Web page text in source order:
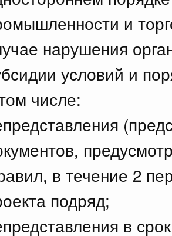
и
нарушения
условий и
числе:
в течение 2
подряд;
в